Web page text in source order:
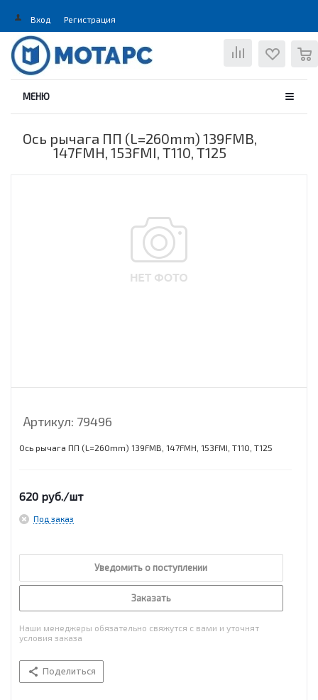
Вход Регистрация
МЕНЮ
Ось рычага ПП (L=260mm) 139FMB,
147FMH, 153FMI, T110, T125
Артикул: 79496
Ось рычага ПП (L=260mm) 139FMB, 147FMH, 153FMI, T110, T125
620 руб./шт
Под заказ
Уведомить о поступлении
Заказать
Наши менеджеры обязательно свяжутся с вами и уточнят
условия заказа
Поделиться